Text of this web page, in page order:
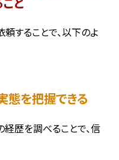
することで、以下のよ
態を把握できる
歴を調べることで、信